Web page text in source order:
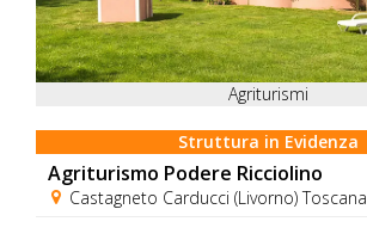
Agriturismi
Struttura in Evidenza
Agriturismo Podere Ricciolino
Castagneto Carducci (Livorno) Toscana